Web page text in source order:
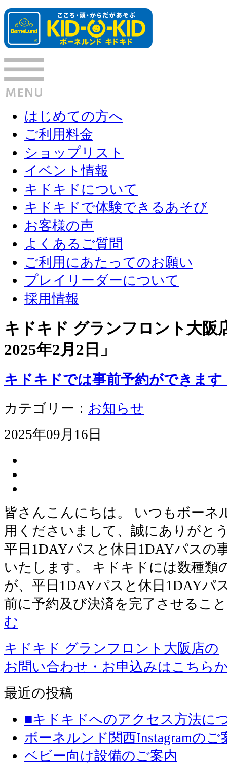
はじめての方へ
ご利用料金
ショップリスト
イベント情報
キドキドについて
キドキドで体験できるあそび
お客様の声
よくあるご質問
ご利用にあたってのお願い
プレイリーダーについて
採用情報
キドキド グランフロント大
2025年2月2日 」
キドキドでは事前予約ができます
カテゴリー： お知らせ
2025年09月16日
皆さんこんにちは。 いつもボーネ
用くださいまして、誠にありがと
平日1DAYパスと休日1DAYパスの
いたします。 キドキドには数種類
が、平日1DAYパスと休日1DAYパ
前に予約及び決済を完了させるこ
む
キドキド グランフロント大阪店の
お問い合わせ・お申込みはこちら
最近の投稿
■キドキドへのアクセス方法に
ボーネルンド関西Instagramのご
ベビー向け設備のご案内